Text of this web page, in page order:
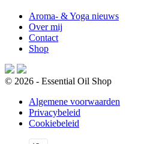
Aroma- & Yoga nieuws
Over mij
Contact
Shop
© 2026 - Essential Oil Shop
Algemene voorwaarden
Privacybeleid
Cookiebeleid